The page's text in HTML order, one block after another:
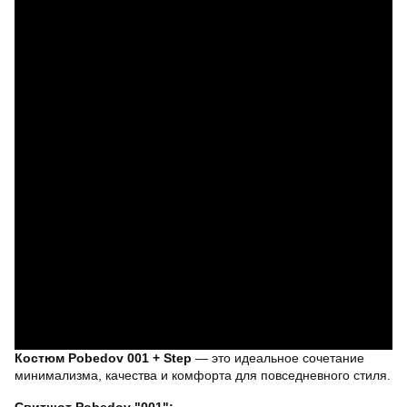
Костюм Pobedov 001 + Step — это идеальное сочетание
минимализма, качества и комфорта для повседневного стиля.